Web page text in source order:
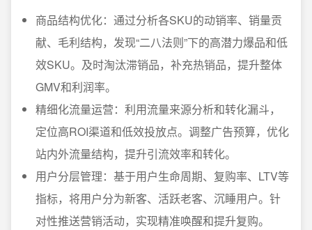
商品结构优化：通过分析各SKU的动销率、销量贡
献、毛利结构，发现“二八法则”下的高潜力爆品和低
效SKU。及时淘汰滞销品，补充热销品，提升整体
GMV和利润率。
精细化流量运营：利用流量来源分析和转化漏斗，
定位高ROI渠道和低效投放点。调整广告预算，优化
站内外流量结构，提升引流效率和转化。
用户分层管理：基于用户生命周期、复购率、LTV等
指标，将用户分为新客、活跃老客、沉睡用户。针
对性推送营销活动，实现精准唤醒和提升复购。